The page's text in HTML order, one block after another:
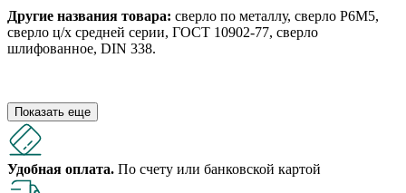
Другие названия товара: сверло по металлу, сверло Р6М5,
сверло ц/х средней серии, ГОСТ 10902-77, сверло
шлифованное, DIN 338.
Показать еще
Удобная оплата. По счету или банковской картой